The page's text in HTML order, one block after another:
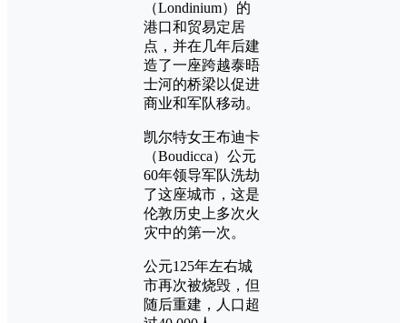
（Londinium）的
港口和贸易定居
点，并在几年后建
造了一座跨越泰晤
士河的桥梁以促进
商业和军队移动。
凯尔特女王布迪卡
（Boudicca）公元
60年领导军队洗劫
了这座城市，这是
伦敦历史上多次火
灾中的第一次。
公元125年左右城
市再次被烧毁，但
随后重建，人口超